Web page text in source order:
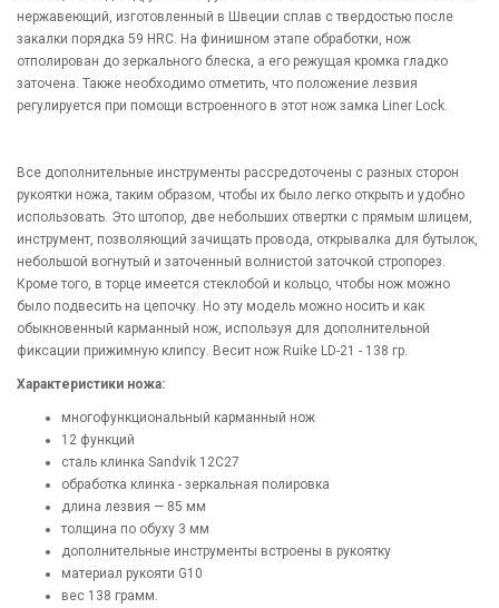
нержавеющий, изготовленный в Швеции сплав с твердостью после
закалки порядка 59 HRC. На финишном этапе обработки, нож
отполирован до зеркального блеска, а его режущая кромка гладко
заточена. Также необходимо отметить, что положение лезвия
регулируется при помощи встроенного в этот нож замка Liner Lock.
Все дополнительные инструменты рассредоточены с разных сторон
рукоятки ножа, таким образом, чтобы их было легко открыть и удобно
использовать. Это штопор, две небольших отвертки с прямым шлицем,
инструмент, позволяющий зачищать провода, открывалка для бутылок,
небольшой вогнутый и заточенный волнистой заточкой стропорез.
Кроме того, в торце имеется стеклобой и кольцо, чтобы нож можно
было подвесить на цепочку. Но эту модель можно носить и как
обыкновенный карманный нож, используя для дополнительной
фиксации прижимную клипсу. Весит нож Ruike LD-21 - 138 гр.
Характеристики ножа:
многофункциональный карманный нож
12 функций
сталь клинка Sandvik 12C27
обработка клинка - зеркальная полировка
длина лезвия — 85 мм
толщина по обуху 3 мм
дополнительные инструменты встроены в рукоятку
материал рукояти G10
вес 138 грамм.